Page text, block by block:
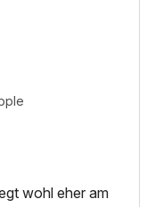
wohl eher am